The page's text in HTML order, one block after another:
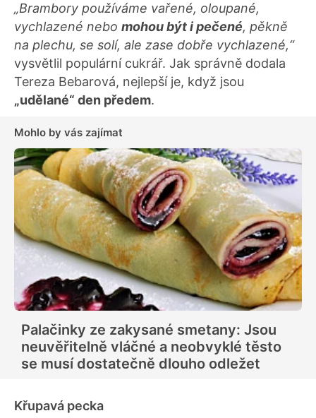
„Brambory používáme vařené, oloupané,
vychlazené nebo mohou být i pečené, pěkně
na plechu, se solí, ale zase dobře vychlazené,“
vysvětlil populární cukrář. Jak správně dodala
Tereza Bebarová, nejlepší je, když jsou
„udělané“ den předem.
Mohlo by vás zajímat
Palačinky ze zakysané smetany: Jsou
neuvěřitelně vláčné a neobvyklé těsto
se musí dostatečně dlouho odležet
Křupavá pecka